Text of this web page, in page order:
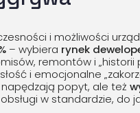
i możliwości
– wybiera rynek
remontów i „historii
i emocjonalne
napędzają popyt, ale też
w standardzie, do